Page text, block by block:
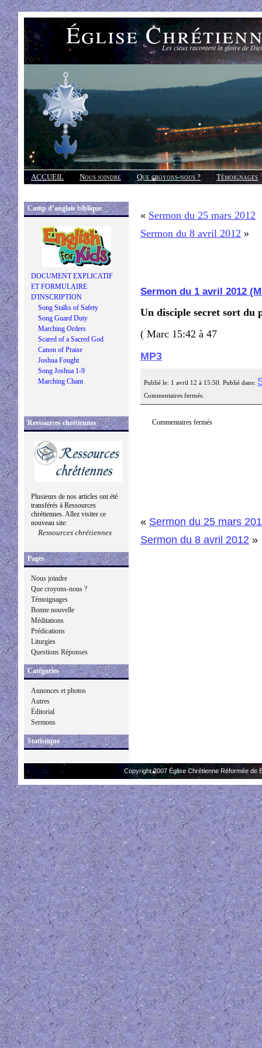
Église Les cieux racontent la gloire de
ACCUEIL Nous joindre Que croyons-nous ?
Témoignages
Réponses
Camp d’anglais biblique
DOCUMENT EXPLICATIF
ET FORMULAIRE
D'INSCRIPTION
Song Stalks of Safety
Song Guard Duty
Marching Orders
Scared of a Sacred God
Canon of Praise
Joshua Fought
Song Joshua 1-9
Marching Chant
Ressources chrétiennes
Plusieurs de nos articles ont été
transférés à Ressources
chrétiennes. Allez visiter ce
nouveau site:
Ressources chrétiennes
Pages
Nous joindre
Que croyons-nous ?
Témoignages
Bonne nouvelle
Méditations
Prédications
Liturgies
Questions Réponses
Catégories
Annonces et photos
Autres
Éditorial
Sermons
Statistique
« Sermon du 25 mars 2012
Sermon du 8 avril 2012 »
Sermon du 1 avril 2012
Un disciple secret sort du
( Marc 15:42 à 47
MP3
Publié le: 1 avril 12 à 15:50. Publié dans:
Commentaires fermés.
Commentaires fermés
« Sermon du 25 mars
Sermon du 8 avril 2012 »
Copyright 2007 Église Chrétienne Réformée de